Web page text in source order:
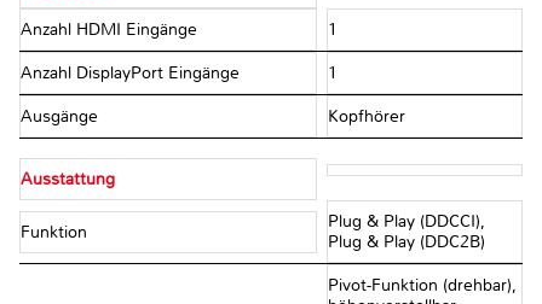
Anzahl HDMI Eingänge 1
Anzahl DisplayPort Eingänge 1
Ausgänge Kopfhörer
Ausstattung
Funktion
Plug & Play (DDCCI),
Plug & Play (DDC2B)
Pivot-Funktion (drehbar),